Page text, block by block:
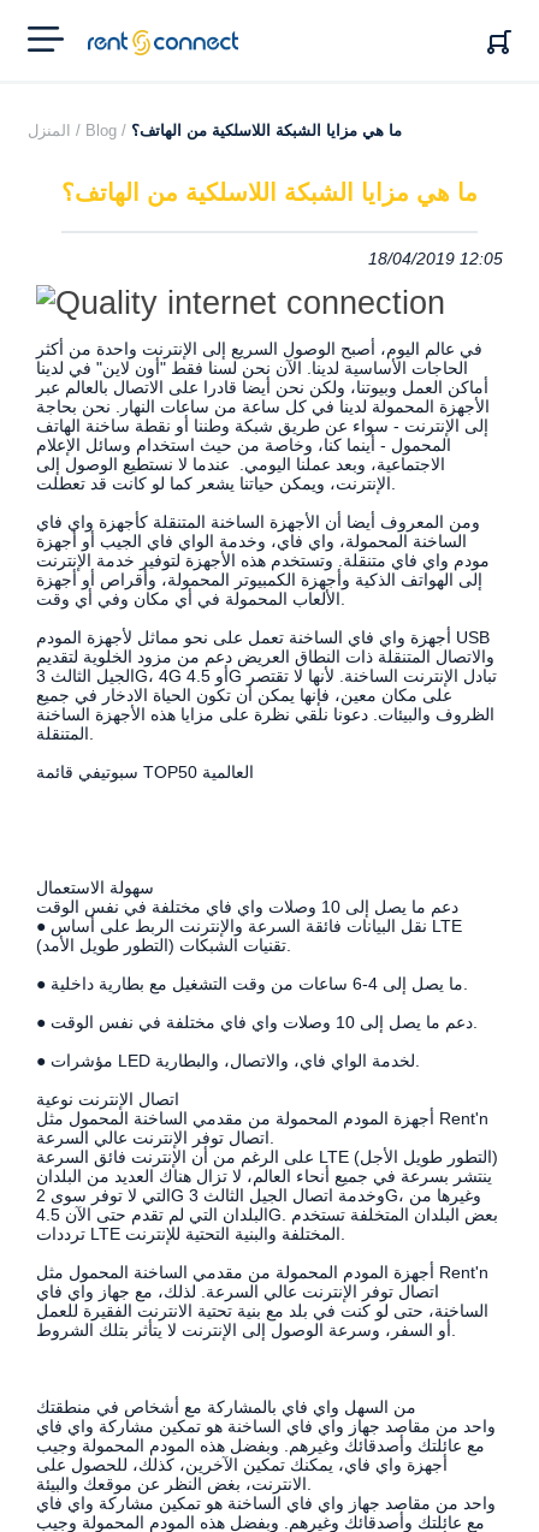
RENT'N
CONNECT
المنزل / Blog / ما هي مزايا الشبكة اللاسلكية من الهاتف؟
ما هي مزايا الشبكة اللاسلكية من الهاتف؟
18/04/2019 12:05
في عالم اليوم، أصبح الوصول السريع إلى الإنترنت واحدة من أكثر
الحاجات الأساسية لدينا. الآن نحن لسنا فقط "أون لاين" في لدينا
أماكن العمل وبيوتنا، ولكن نحن أيضا قادرا على الاتصال بالعالم عبر
الأجهزة المحمولة لدينا في كل ساعة من ساعات النهار. نحن بحاجة
إلى الإنترنت - سواء عن طريق شبكة وطننا أو نقطة ساخنة الهاتف
المحمول - أينما كنا، وخاصة من حيث استخدام وسائل الإعلام
الاجتماعية، وبعد عملنا اليومي.
عندما لا نستطيع الوصول إلى
ومن المعروف أيضا أن الأجهزة الساخنة المتنقلة كأجهزة واي فاي
الساخنة المحمولة، واي فاي، وخدمة الواي فاي الجيب أو أجهزة
مودم واي فاي متنقلة. وتستخدم هذه الأجهزة لتوفير خدمة الإنترنت
إلى الهواتف الذكية وأجهزة الكمبيوتر المحمولة، وأقراص أو أجهزة
أجهزة واي فاي الساخنة تعمل على نحو مماثل لأجهزة المودم USB
والاتصال المتنقلة ذات النطاق العريض دعم من مزود الخلوية لتقديم
الجيل الثالث 3G، 4G أو 4.5G تبادل الإنترنت الساخنة. لأنها لا تقتصر
على مكان معين، فإنها يمكن أن تكون الحياة الادخار في جميع
الظروف والبيئات. دعونا نلقي نظرة على مزايا هذه الأجهزة الساخنة
سبوتيفي قائمة TOP50 العالمية
سهولة الاستعمال
دعم ما يصل إلى 10 وصلات واي فاي مختلفة في نفس الوقت
● نقل البيانات فائقة السرعة والإنترنت الربط على أساس LTE
اتصال الإنترنت نوعية
أجهزة المودم المحمولة من مقدمي الساخنة المحمول مثل Rent'n
على الرغم من أن الإنترنت فائق السرعة LTE (التطور طويل الأجل)
ينتشر بسرعة في جميع أنحاء العالم، لا تزال هناك العديد من البلدان
التي لا توفر سوى 2G وخدمة اتصال الجيل الثالث 3G، وغيرها من
البلدان التي لم تقدم حتى الآن 4.5G. بعض البلدان المتخلفة تستخدم
أجهزة المودم المحمولة من مقدمي الساخنة المحمول مثل Rent'n
اتصال توفر الإنترنت عالي السرعة. لذلك، مع جهاز واي فاي
الساخنة، حتى لو كنت في بلد مع بنية تحتية الانترنت الفقيرة للعمل
من السهل واي فاي بالمشاركة مع أشخاص في منطقتك
واحد من مقاصد جهاز واي فاي الساخنة هو تمكين مشاركة واي فاي
مع عائلتك وأصدقائك وغيرهم. وبفضل هذه المودم المحمولة وجيب
أجهزة واي فاي، يمكنك تمكين الآخرين، كذلك، للحصول على
واحد من مقاصد جهاز واي فاي الساخنة هو تمكين مشاركة واي فاي
مع عائلتك وأصدقائك وغيرهم. وبفضل هذه المودم المحمولة وجيب